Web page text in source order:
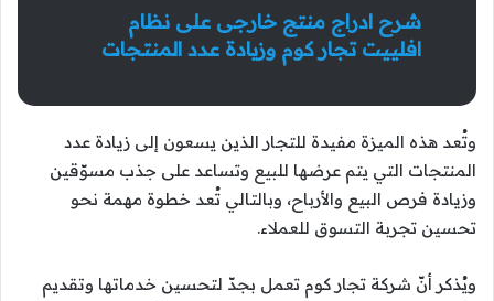
شرح ادراج منتج خارجى على نظام
افلييت تجار كوم وزيادة عدد المنتجات
وتُعد هذه الميزة مفيدة للتجار الذين يسعون إلى زيادة عدد
المنتجات التي يتم عرضها للبيع وتساعد على جذب مسوّقين
وزيادة فرص البيع والأرباح، وبالتالي تُعد خطوة مهمة نحو
تحسين تجربة التسوق للعملاء.
ويُذكر أنّ شركة تجار كوم تعمل بجدّ لتحسين خدماتها وتقديم